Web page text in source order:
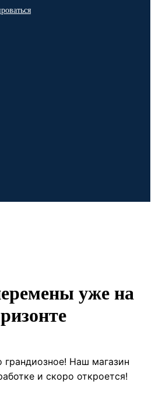
уже на
грандиозное! Наш магазин
и скоро откроется!